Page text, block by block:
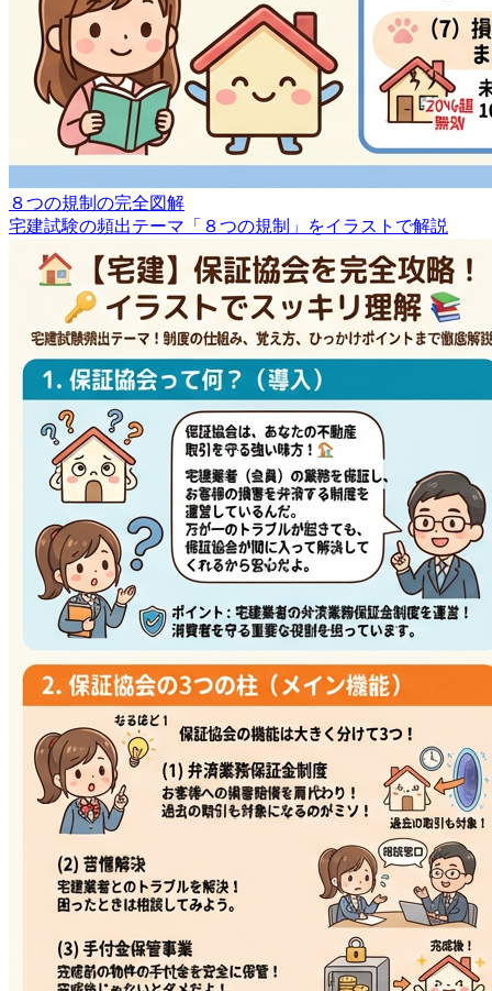
８つの規制の完全図解
宅建試験の頻出テーマ「８つの規制」をイラストで解説